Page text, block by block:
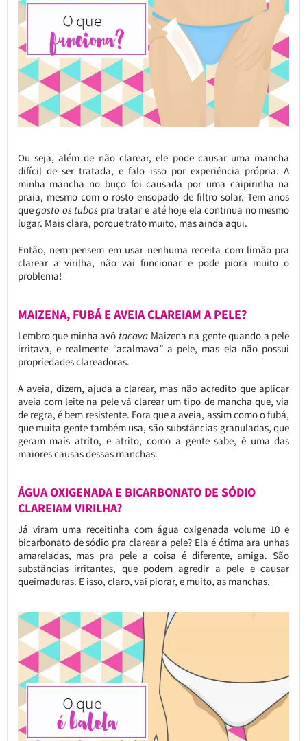
Ou seja, além de não clarear, ele pode causar uma mancha
difícil de ser tratada, e falo isso por experiência própria. A
minha mancha no buço foi causada por uma caipirinha na
praia, mesmo com o rosto ensopado de filtro solar. Tem anos
quegasto os tubos pra tratar e até hoje ela continua no mesmo
lugar. Mais clara, porque trato muito, mas ainda aqui.
Então, nem pensem em usar nenhuma receita com limão pra
clarear a virilha, não vai funcionar e pode piora muito o
problema!
MAIZENA, FUBÁ E AVEIA CLAREIAM A PELE?
Lembro que minha avó tacavaMaizena na gente quando a pele
irritava, e realmente “acalmava” a pele, mas ela não possui
propriedades clareadoras.
A aveia, dizem, ajuda a clarear, mas não acredito que aplicar
aveia com leite na pele vá clarear um tipo de mancha que, via
de regra, é bem resistente. Fora que a aveia, assim como o fubá,
que muita gente também usa, são substâncias granuladas, que
geram mais atrito, e atrito, como a gente sabe, é uma das
maiores causas dessas manchas.
ÁGUA OXIGENADA E BICARBONATO DE SÓDIO
CLAREIAM VIRILHA?
Já viram uma receitinha com água oxigenada volume 10 e
bicarbonato de sódio pra clarear a pele? Ela é ótima ara unhas
amareladas, mas pra pele a coisa é diferente, amiga. São
substâncias irritantes, que podem agredir a pele e causar
queimaduras. E isso, claro, vai piorar, e muito, as manchas.